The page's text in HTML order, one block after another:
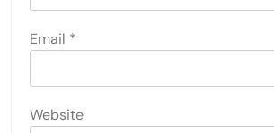
Email *
Website